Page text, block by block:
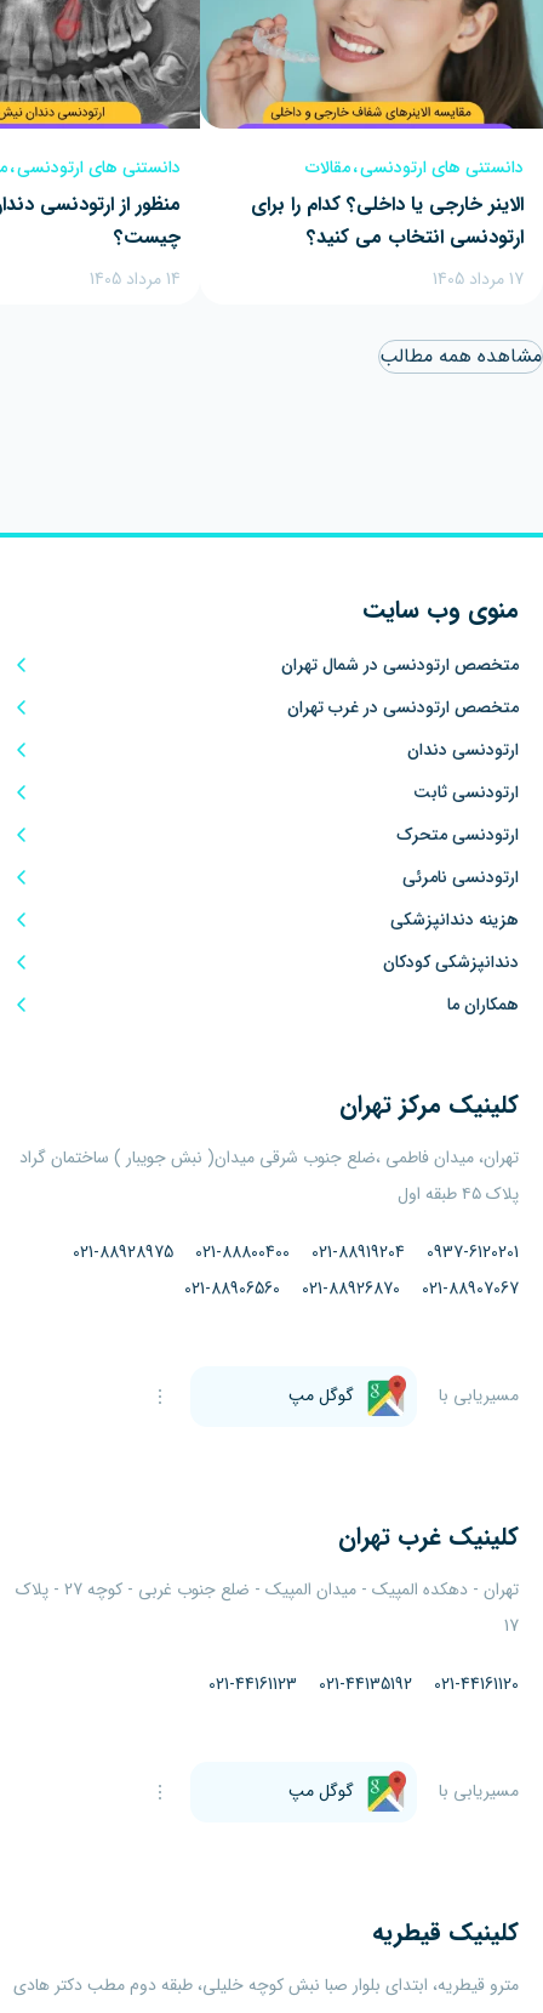
دانستنی های ارتودنسی مقالات
الاینر خارجی یا داخلی؟ کدام را برای
ارتودنسی انتخاب می کنید؟
17 مرداد 1405
دانستنی های ارتودنسی
منظور از ارتودنسی
چیست؟
14 مرداد 1405
مشاهده همه مطالب
منوی وب سایت
متخصص ارتودنسی در شمال تهران
متخصص ارتودنسی در غرب تهران
ارتودنسی دندان
ارتودنسی ثابت
ارتودنسی متحرک
ارتودنسی نامرئی
هزینه دندانپزشکی
دندانپزشکی کودکان
همکاران ما
کلینیک مرکز تهران
تهران، میدان فاطمی ،ضلع جنوب شرقی میدان( نبش جویبار ) ساختمان گراد
پلاک ۴۵ طبقه اول
0937-6120201
021-88919204
021-88800400
021-88928975
021-88907067
021-88926870
021-88906560
مسیریابی با گوگل مپ
کلینیک غرب تهران
تهران - دهکده المپیک - میدان المپیک - ضلع جنوب غربی - کوچه 27 - پلاک
17
021-44161120
021-44135192
021-44161123
مسیریابی با گوگل مپ
کلینیک قیطریه
مترو قیطریه، ابتدای بلوار صبا نبش کوچه خلیلی، طبقه دوم مطب دکتر هادی